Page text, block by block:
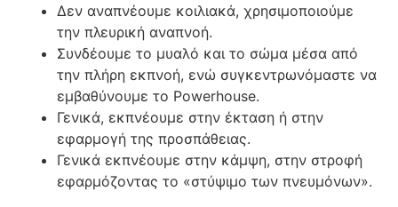
Δεν αναπνέουμε κοιλιακά, χρησιμοποιούμε
την πλευρική αναπνοή.
Συνδέουμε το μυαλό και το σώμα μέσα από
την πλήρη εκπνοή, ενώ συγκεντρωνόμαστε να
εμβαθύνουμε το Powerhouse.
Γενικά, εκπνέουμε στην έκταση ή στην
εφαρμογή της προσπάθειας.
Γενικά εκπνέουμε στην κάμψη, στην στροφή
εφαρμόζοντας το «στύψιμο των πνευμόνων».